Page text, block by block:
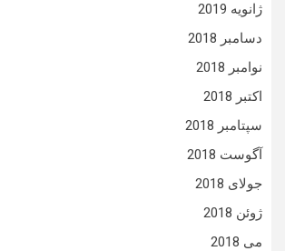
ژانویه 2019
دسامبر 2018
نوامبر 2018
اکتبر 2018
سپتامبر 2018
آگوست 2018
جولای 2018
ژوئن 2018
می 2018